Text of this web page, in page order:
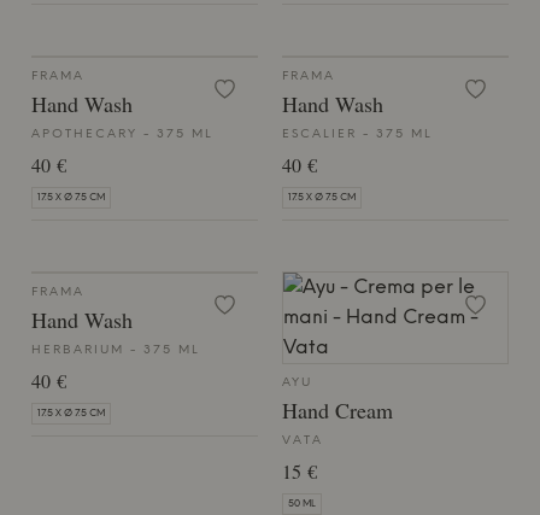
FRAMA
Hand Wash
APOTHECARY - 375 ML
40 €
17.5 X Ø 7.5 CM
FRAMA
Hand Wash
ESCALIER - 375 ML
40 €
17.5 X Ø 7.5 CM
FRAMA
Hand Wash
HERBARIUM - 375 ML
40 €
17.5 X Ø 7.5 CM
AYU
Hand Cream
VATA
15 €
50 ML